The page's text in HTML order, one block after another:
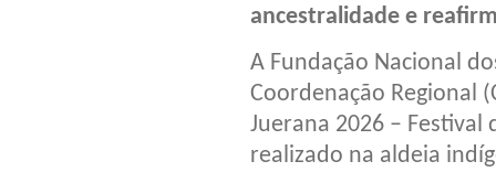
ancestralidade e
A Fundação Nacional
Coordenação Regional
Juerana 2026 –
realizado na aldeia